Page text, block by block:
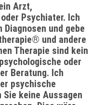
Arzt,
Psychiater. Ich
und gebe
und andere
Therapie sind kein
oder
Beratung. Ich
psychische
keine Aussagen